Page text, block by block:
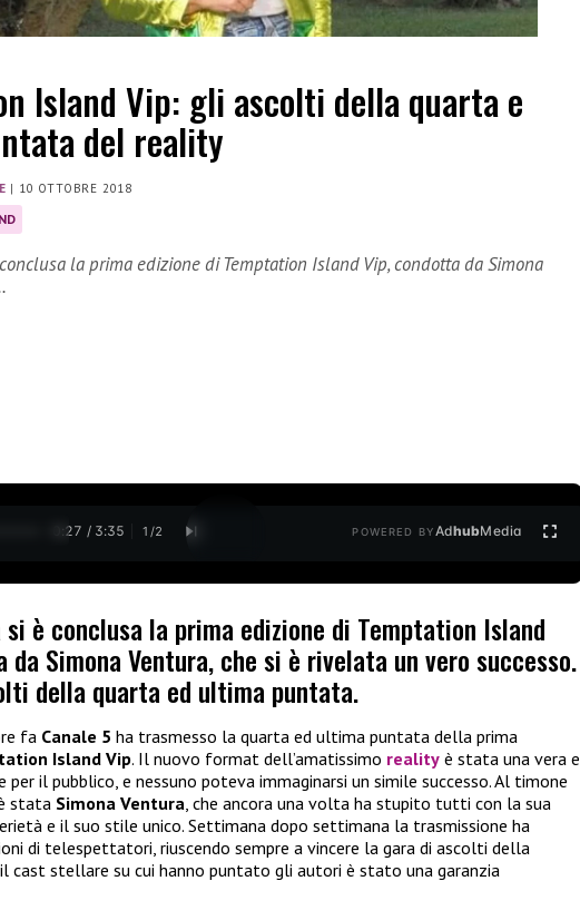
Island Vip: gli ascolti della quarta e
del reality
| 10 OTTOBRE 2018
la prima edizione di Temptation Island Vip, condotta da Simona
0:28 / 3:35 1 /2 POWERED BYAdhubMedia
è conclusa la prima edizione di Temptation Island
da Simona Ventura, che si è rivelata un vero successo.
della quarta ed ultima puntata.
fa Canale 5 ha trasmesso la quarta ed ultima puntata della prima
Island Vip. Il nuovo format dell’amatissimo reality è stata una vera e
per il pubblico, e nessuno poteva immaginarsi un simile successo. Al timone
stata Simona Ventura, che ancora una volta ha stupito tutti con la sua
e il suo stile unico. Settimana dopo settimana la trasmissione ha
di telespettatori, riuscendo sempre a vincere la gara di ascolti della
cast stellare su cui hanno puntato gli autori è stato una garanzia